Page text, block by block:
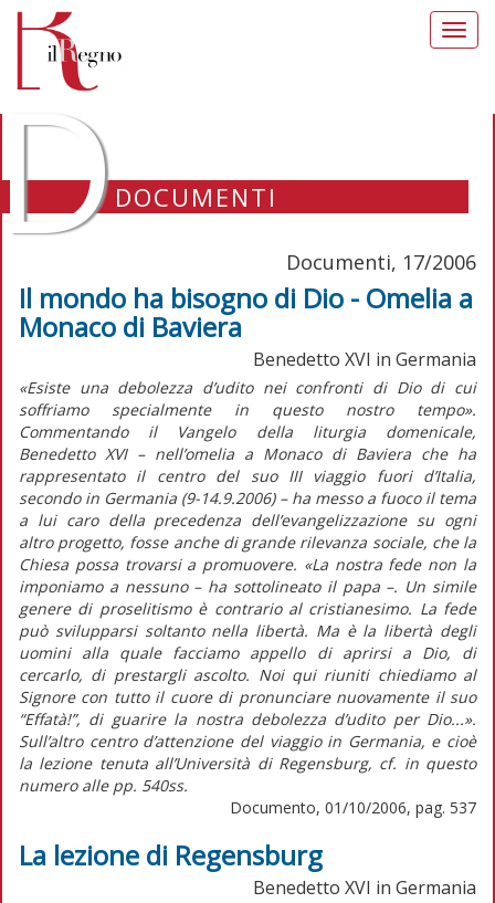
DOCUMENTI
Documenti, 17/2006
Il mondo ha bisogno di Dio - Omelia a
Monaco di Baviera
Benedetto XVI in Germania
«Esiste una debolezza d’udito nei confronti di Dio di cui
soffriamo specialmente in questo nostro tempo».
Commentando il Vangelo della liturgia domenicale,
Benedetto XVI – nell’omelia a Monaco di Baviera che ha
rappresentato il centro del suo III viaggio fuori d’Italia,
secondo in Germania (9-14.9.2006) – ha messo a fuoco il tema
a lui caro della precedenza dell’evangelizzazione su ogni
altro progetto, fosse anche di grande rilevanza sociale, che la
Chiesa possa trovarsi a promuovere. «La nostra fede non la
imponiamo a nessuno – ha sottolineato il papa –. Un simile
genere di proselitismo è contrario al cristianesimo. La fede
può svilupparsi soltanto nella libertà. Ma è la libertà degli
uomini alla quale facciamo appello di aprirsi a Dio, di
cercarlo, di prestargli ascolto. Noi qui riuniti chiediamo al
Signore con tutto il cuore di pronunciare nuovamente il suo
“Effatà!”, di guarire la nostra debolezza d’udito per Dio...».
Sull’altro centro d’attenzione del viaggio in Germania, e cioè
la lezione tenuta all’Università di Regensburg, cf. in questo
numero alle pp. 540ss.
Documento, 01/10/2006, pag. 537
La lezione di Regensburg
Benedetto XVI in Germania